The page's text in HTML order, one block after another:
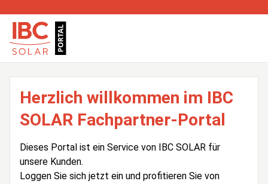
Herzlich willkommen im IBC
SOLAR Fachpartner-Portal
Dieses Portal ist ein Service von IBC SOLAR für
unsere Kunden.
Loggen Sie sich jetzt ein und profitieren Sie von